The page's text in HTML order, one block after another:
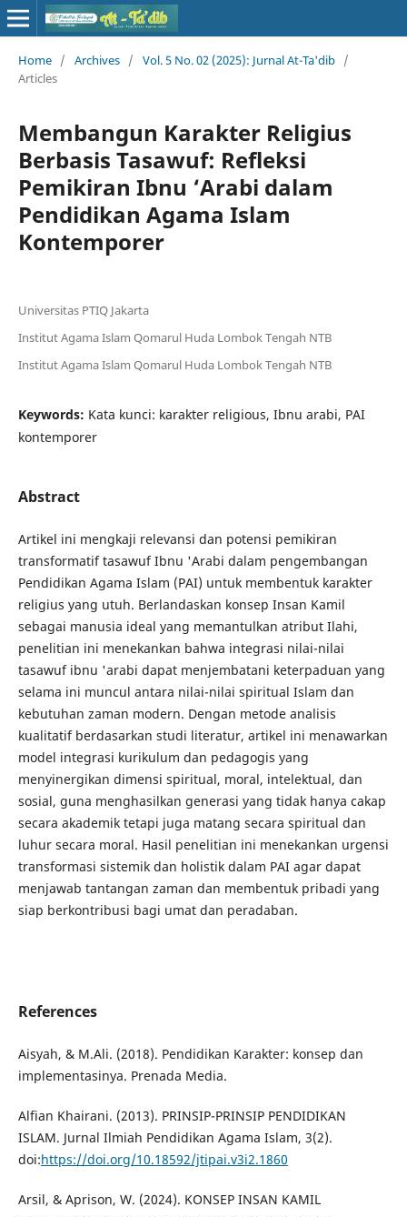
Home / Archives / Vol. 5 No. 02 (2025): Jurnal At-Ta'dib /
Articles
Membangun Karakter Religius
Berbasis Tasawuf: Refleksi
Pemikiran Ibnu ‘Arabi dalam
Pendidikan Agama Islam
Kontemporer
Universitas PTIQ Jakarta
Institut Agama Islam Qomarul Huda Lombok Tengah NTB ‎
Institut Agama Islam Qomarul Huda Lombok Tengah NTB ‎
Keywords: Kata kunci: karakter religious, Ibnu arabi, PAI
kontemporer
Abstract
Artikel ini mengkaji relevansi dan potensi pemikiran
transformatif tasawuf Ibnu 'Arabi dalam pengembangan
Pendidikan Agama Islam (PAI) untuk membentuk karakter
religius yang utuh. Berlandaskan konsep Insan Kamil
sebagai manusia ideal yang memantulkan atribut Ilahi,
penelitian ini menekankan bahwa integrasi nilai-nilai
tasawuf ibnu 'arabi dapat menjembatani keterpaduan yang
selama ini muncul antara nilai-nilai spiritual Islam dan
kebutuhan zaman modern. Dengan metode analisis
kualitatif berdasarkan studi literatur, artikel ini menawarkan
model integrasi kurikulum dan pedagogis yang
menyinergikan dimensi spiritual, moral, intelektual, dan
sosial, guna menghasilkan generasi yang tidak hanya cakap
secara akademik tetapi juga matang secara spiritual dan
luhur secara moral. Hasil penelitian ini menekankan urgensi
transformasi sistemik dan holistik dalam PAI agar dapat
menjawab tantangan zaman dan membentuk pribadi yang
siap berkontribusi bagi umat dan peradaban.
References
Aisyah, & M.Ali. (2018). Pendidikan Karakter: konsep dan
implementasinya. Prenada ‎Media.‎
Alfian Khairani. (2013). PRINSIP-PRINSIP PENDIDIKAN
ISLAM. Jurnal Ilmiah Pendidikan ‎Agama Islam, 3(2).
doi:https://doi.org/10.18592/jtipai.v3i2.1860‎
Arsil, & Aprison, W. (2024). KONSEP INSAN KAMIL